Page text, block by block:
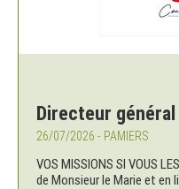
Directeur
26/07/2026 - PAMIERS
VOS MISSIONS SI VOUS
de Monsieur le Marie et en